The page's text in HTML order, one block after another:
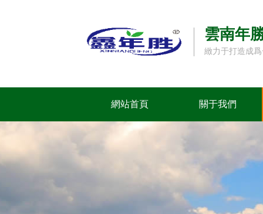
雲南年
緻力于打造成
網站首頁 關于我們